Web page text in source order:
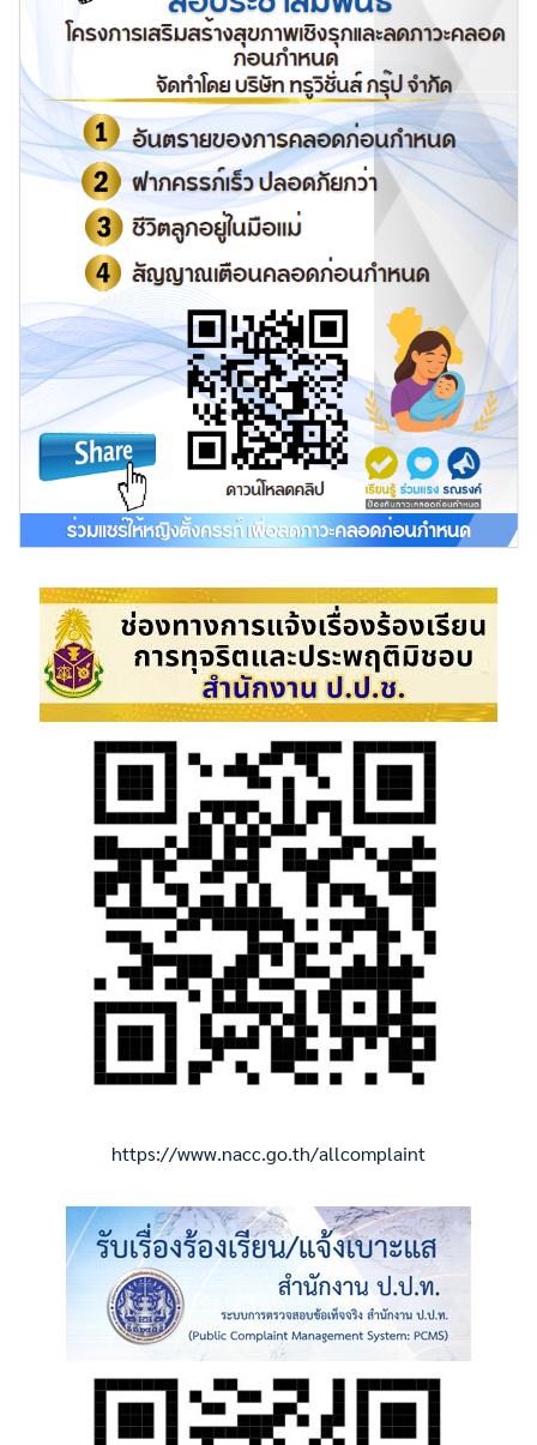
https://www.nacc.go.th/allcomplaint